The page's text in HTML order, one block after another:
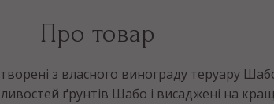
Про товар
з власного винограду теруару
ґрунтів Шабо і висаджені на